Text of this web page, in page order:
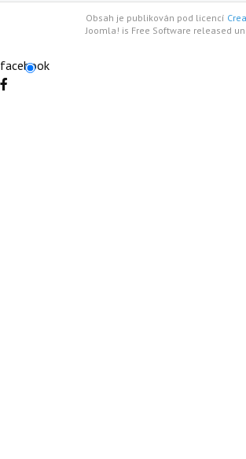
Obsah je publikován pod licencí
Joomla! is Free Software released
facebook